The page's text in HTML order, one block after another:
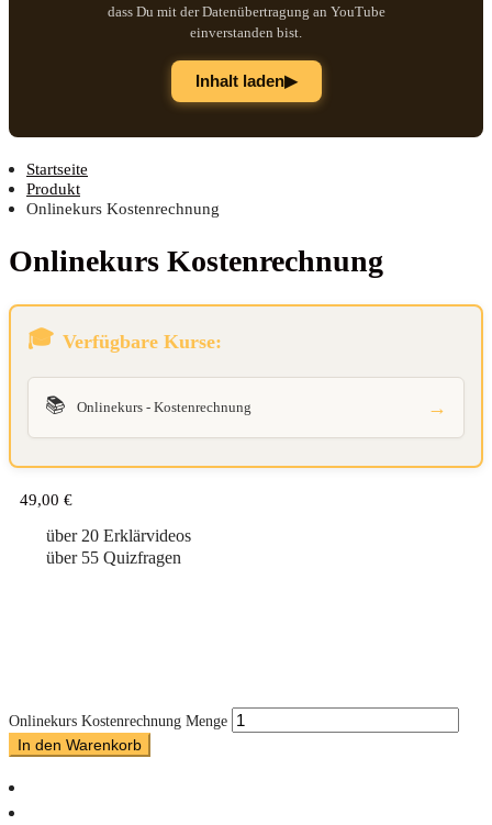
dass Du mit der Datenübertragung an YouTube
einverstanden bist.
Inhalt laden▶
Startseite
Produkt
Onlinekurs Kostenrechnung
Online­kurs Kostenrechnung
Verfügbare Kurse:
📚 Onlinekurs - Kostenrechnung →
49,00 €
über 20 Erklärvideos
über 55 Quizfragen
Onlinekurs Kostenrechnung Menge
In den Warenkorb